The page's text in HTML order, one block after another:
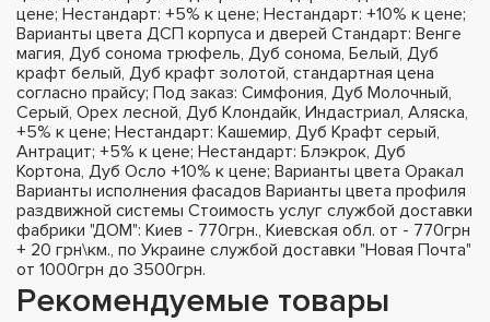
цене; Нестандарт: +5% к цене; Нестандарт: +10% к цене;
Варианты цвета ДСП корпуса и дверей Стандарт: Венге
магия, Дуб сонома трюфель, Дуб сонома, Белый, Дуб
крафт белый, Дуб крафт золотой, стандартная цена
согласно прайсу; Под заказ: Симфония, Дуб Молочный,
Серый, Орех лесной, Дуб Клондайк, Индастриал, Аляска,
+5% к цене; Нестандарт: Кашемир, Дуб Крафт серый,
Антрацит; +5% к цене; Нестандарт: Блэкрок, Дуб
Кортона, Дуб Осло +10% к цене; Варианты цвета Оракал
Варианты исполнения фасадов Варианты цвета профиля
раздвижной системы Стоимость услуг службой доставки
фабрики "ДОМ": Киев - 770грн., Киевская обл. от - 770грн
+ 20 грн\км., по Украине службой доставки "Новая Почта"
от 1000грн до 3500грн.
Рекомендуемые товары